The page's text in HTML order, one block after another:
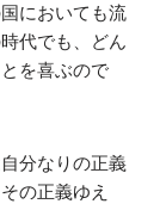
においても流
代でも、どん
を喜ぶので
分なりの正義
の正義ゆえ